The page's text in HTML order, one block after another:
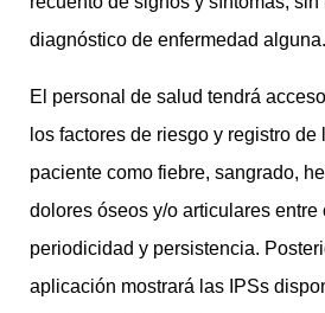
diagnóstico de enfermedad alguna.
El personal de salud tendrá
los factores de riesgo y registro de
paciente como fiebre, sangrado,
dolores óseos y/o articulares entre
periodicidad y persistencia.
aplicación mostrará las IPSs